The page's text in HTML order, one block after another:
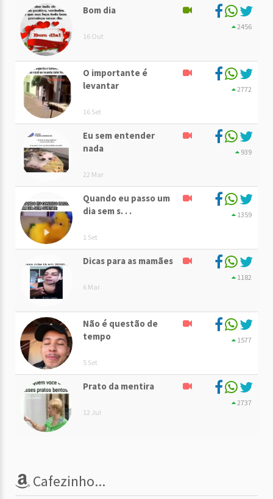
Bom dia
16 Out
2456
O importante é
levantar
16 Set
2772
Eu sem entender
nada
22 Mar
939
Quando eu passo um
dia sem s. . .
1 Set
1359
Dicas para as mamães
6 Mar
1182
Não é questão de
tempo
5 Set
1577
Prato da mentira
12 Jul
2737
Cafezinho...